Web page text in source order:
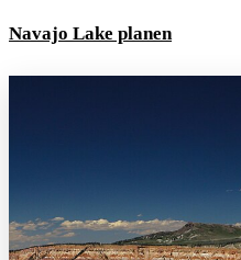
Navajo Lake planen